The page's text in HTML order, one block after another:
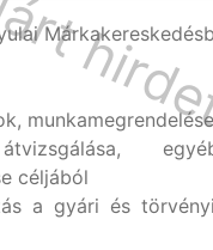
céljából
a gyári és